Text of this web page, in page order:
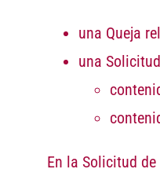
una Queja
una
En la Solicitud